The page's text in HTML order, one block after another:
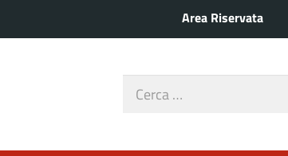
Area Riservata
Cerca